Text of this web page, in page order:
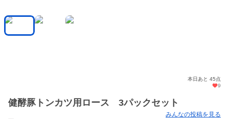
本日あと 45点
9
健酵豚トンカツ用ロース 3パックセット
みんなの投稿を見る